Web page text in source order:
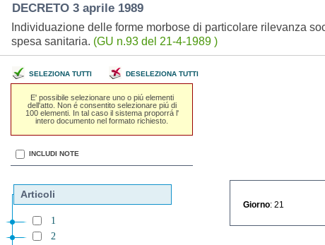
DECRETO 3 aprile 1989
Individuazione delle forme morbose di particolare rilevanza
spesa sanitaria. (GU n.93 del 21-4-1989 )
SELEZIONA TUTTI DESELEZIONA TUTTI
E' possibile selezionare uno o piú elementi
dell'atto. Non é consentito selezionare piú di
100 elementi. In tal caso il sistema proporrá l'
intero documento nel formato richiesto.
INCLUDI NOTE
Articoli
1
2
Giorno : 21